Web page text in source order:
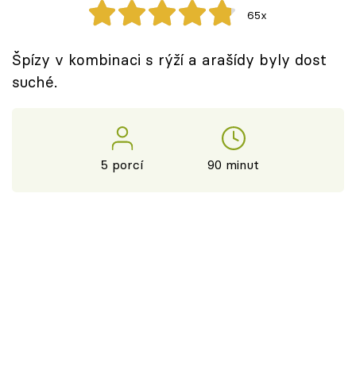
Těhotnej kuchař 65x
Špízy v kombinaci s rýží a arašídy byly dost
suché.
5 porcí 90 minut